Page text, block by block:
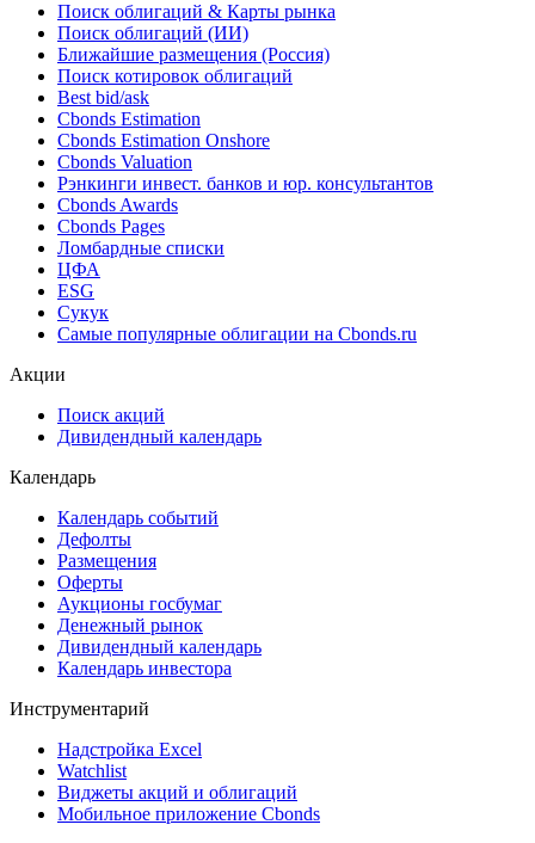
Поиск облигаций & Карты рынка
Поиск облигаций (ИИ)
Ближайшие размещения (Россия)
Поиск котировок облигаций
Best bid/ask
Cbonds Estimation
Cbonds Estimation Onshore
Cbonds Valuation
Рэнкинги инвест. банков и юр. консультантов
Cbonds Awards
Cbonds Pages
Ломбардные списки
ЦФА
ESG
Сукук
Самые популярные облигации на Cbonds.ru
Акции
Поиск акций
Дивидендный календарь
Календарь
Календарь событий
Дефолты
Размещения
Оферты
Аукционы госбумаг
Денежный рынок
Дивидендный календарь
Календарь инвестора
Инструментарий
Надстройка Excel
Watchlist
Виджеты акций и облигаций
Мобильное приложение Cbonds